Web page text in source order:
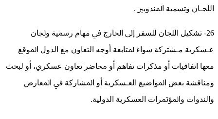
ﺍﻟﻠﺠـﺎﻥ ﻭﺗﺴﻤﻴﺔ ﺍﳌﻨﺪﻭﺑﲔ.
26- ﺗﺸﻜﻴﻞ ﺍﻟﻠﺠﺎﻥ ﻟﻠﺴﻔﺮ ﺇﱃ ﺍﳋﺎﺭﺝ ﰲ ﻣﻬﺎﻡ ﺭﲰﻴﺔ ﻭﳉﺎﻥ
ﻋـﺴﻜﺮﻳﺔ ﻣـﺸﺘﺮﻛﺔ ﺳﻮﺍﺀ ﳌﺘﺎﺑﻌﺔ ﺃﻭﺟﻪ ﺍﻟﺘﻌﺎﻭﻥ ﻣﻊ ﺍﻟﺪﻭﻝ ﺍﳌﻮﻗﻊ
ﻣﻌﻬﺎ ﺍﺗﻔﺎﻗﻴﺎﺕ ﺃﻭ ﻣﺬﻛﺮﺍﺕ ﺗﻔﺎﻫﻢ ﺃﻭ ﳏﺎﺿﺮ ﺗﻌﺎﻭﻥ ﻋﺴﻜﺮﻱ، ﺃﻭ ﻟﺒﺤﺚ
ﻭﻣﻨﺎﻗﺸﺔ ﺑﻌﺾ ﺍﳌﻮﺍﺿﻴﻊ ﺍﻟﻌـﺴﻜﺮﻳﺔ ﺃﻭ ﺍﳌﺸﺎﺭﻛﺔ ﰲ ﺍﳌﻌﺎﺭﺽ
ﻭﺍﻟﻨﺪﻭﺍﺕ ﻭﺍﳌﺆﲤﺮﺍﺕ ﺍﻟﻌﺴﻜﺮﻳﺔ ﺍﻟﺪﻭﻟﻴﺔ.